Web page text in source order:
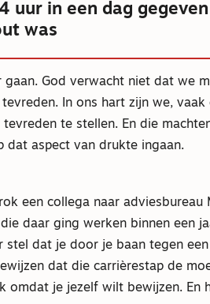
uur in een dag
was
God verwacht niet dat we
In ons hart zijn we,
te stellen. En die
dat aspect van drukte ingaan.
een collega naar adviesbureau
daar ging werken binnen een
stel dat je door je baan tegen
dat die carrièrestap de
omdat je jezelf wilt bewijzen. En